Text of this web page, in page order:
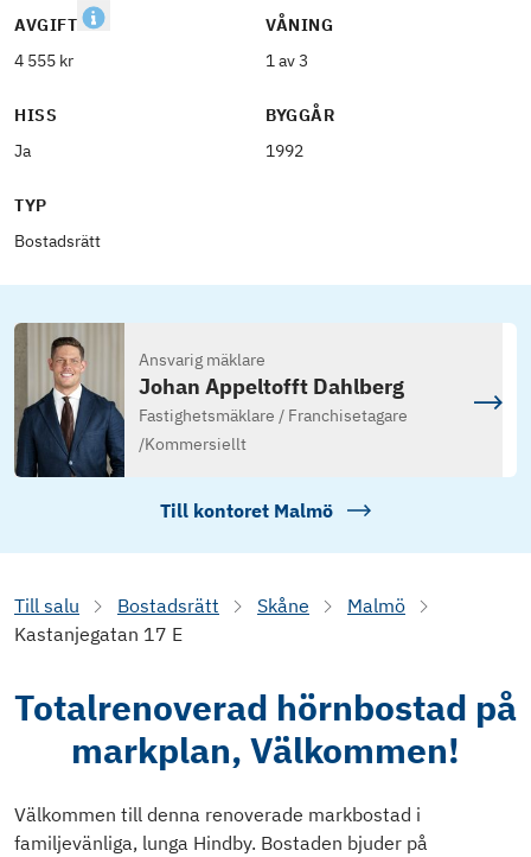
AVGIFT
4 555 kr
VÅNING
1 av 3
HISS
Ja
BYGGÅR
1992
TYP
Bostadsrätt
Ansvarig mäklare
Johan Appeltofft Dahlberg
Fastighetsmäklare / Franchisetagare
/Kommersiellt
Till kontoret Malmö
Till salu Bostadsrätt Skåne
Malmö
Kastanjegatan 17 E
Totalrenoverad hörnbostad på
markplan, Välkommen!
Välkommen till denna renoverade markbostad i
familjevänliga, lunga Hindby. Bostaden bjuder på